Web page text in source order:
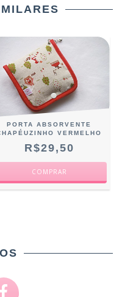
PORTA ABSORVENTE
VERMELHO
R$29,50